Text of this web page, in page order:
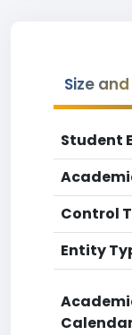
Size
Student
Control
Entity